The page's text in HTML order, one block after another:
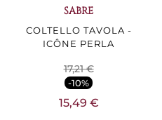
SABRE
COLTELLO TAVOLA -
ICÔNE PERLA
17,21 €
-10%
15,49 €